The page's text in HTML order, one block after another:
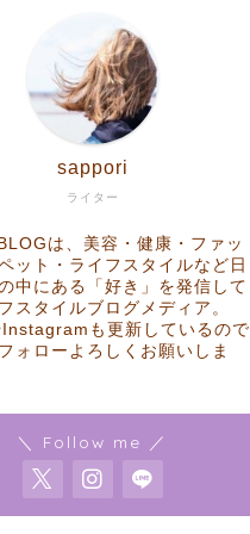
ライター
sappori
は、美容・健康・ファッ
ット・ライフスタイルなど日
中にある「好き」を発信して
スタイルブログメディア。
も更新しているので
ォローよろしくお願いしま
＼ Follow me ／